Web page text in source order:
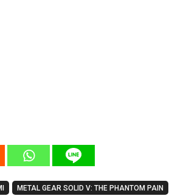
METAL GEAR SOLID V: THE PHANTOM PAIN